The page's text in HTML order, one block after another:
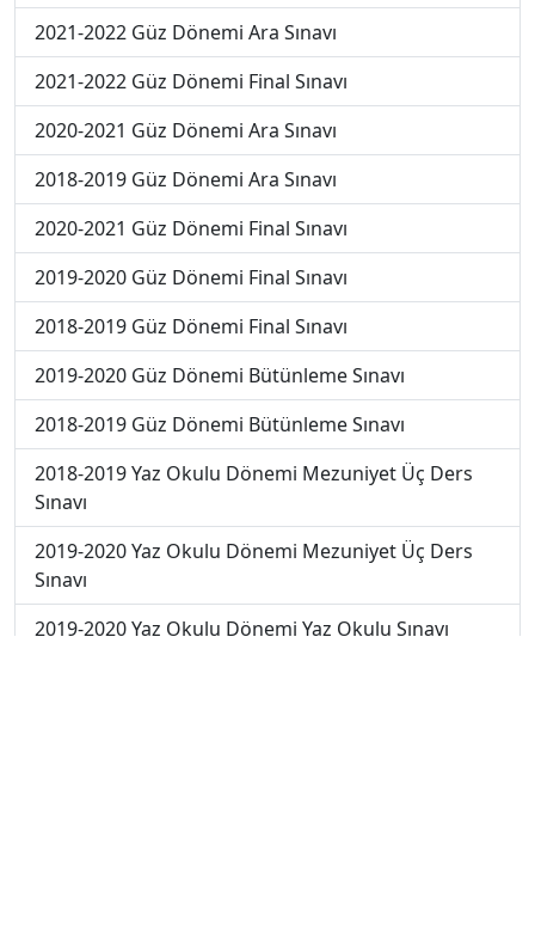
2021-2022 Güz Dönemi Ara Sınavı
2021-2022 Güz Dönemi Final Sınavı
2020-2021 Güz Dönemi Ara Sınavı
2018-2019 Güz Dönemi Ara Sınavı
2020-2021 Güz Dönemi Final Sınavı
2019-2020 Güz Dönemi Final Sınavı
2018-2019 Güz Dönemi Final Sınavı
2019-2020 Güz Dönemi Bütünleme Sınavı
2018-2019 Güz Dönemi Bütünleme Sınavı
2018-2019 Yaz Okulu Dönemi Mezuniyet Üç Ders
Sınavı
2019-2020 Yaz Okulu Dönemi Mezuniyet Üç Ders
Sınavı
2019-2020 Yaz Okulu Dönemi Yaz Okulu Sınavı